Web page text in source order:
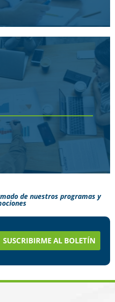
con las que
tu programa
más
menos tiempo
de nuestros programas y
SUSCRIBIRME AL BOLETÍN